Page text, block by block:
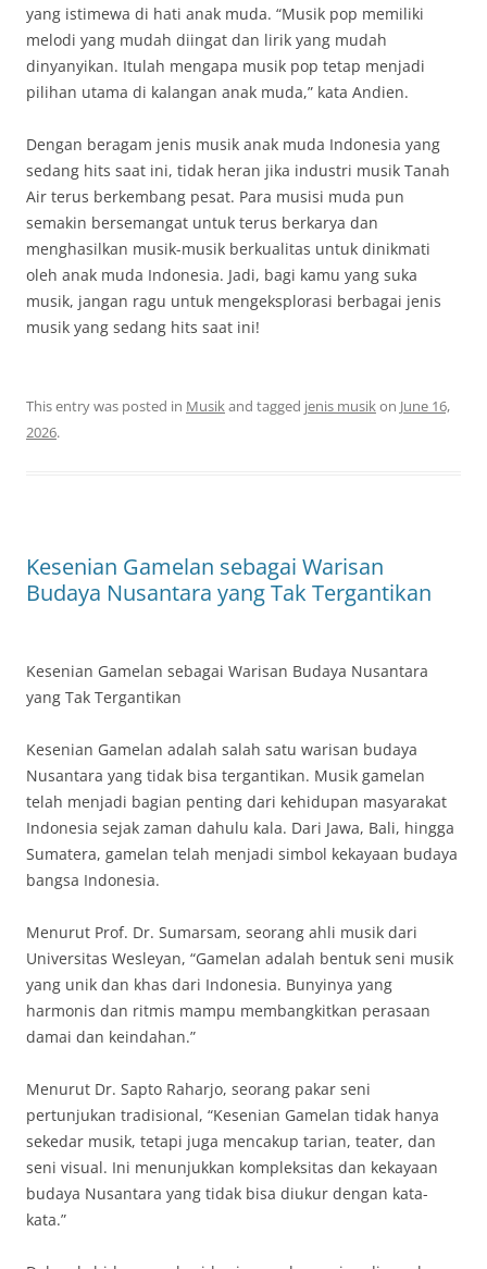
yang istimewa di hati anak muda. “Musik pop memiliki
melodi yang mudah diingat dan lirik yang mudah
dinyanyikan. Itulah mengapa musik pop tetap menjadi
pilihan utama di kalangan anak muda,” kata Andien.
Dengan beragam jenis musik anak muda Indonesia yang
sedang hits saat ini, tidak heran jika industri musik Tanah
Air terus berkembang pesat. Para musisi muda pun
semakin bersemangat untuk terus berkarya dan
menghasilkan musik-musik berkualitas untuk dinikmati
oleh anak muda Indonesia. Jadi, bagi kamu yang suka
musik, jangan ragu untuk mengeksplorasi berbagai jenis
musik yang sedang hits saat ini!
This entry was posted in Musikand tagged jenis musikon June 16,
2026.
Kesenian Gamelan sebagai Warisan
Budaya Nusantara yang Tak Tergantikan
Kesenian Gamelan sebagai Warisan Budaya Nusantara
yang Tak Tergantikan
Kesenian Gamelan adalah salah satu warisan budaya
Nusantara yang tidak bisa tergantikan. Musik gamelan
telah menjadi bagian penting dari kehidupan masyarakat
Indonesia sejak zaman dahulu kala. Dari Jawa, Bali, hingga
Sumatera, gamelan telah menjadi simbol kekayaan budaya
bangsa Indonesia.
Menurut Prof. Dr. Sumarsam, seorang ahli musik dari
Universitas Wesleyan, “Gamelan adalah bentuk seni musik
yang unik dan khas dari Indonesia. Bunyinya yang
harmonis dan ritmis mampu membangkitkan perasaan
damai dan keindahan.”
Menurut Dr. Sapto Raharjo, seorang pakar seni
pertunjukan tradisional, “Kesenian Gamelan tidak hanya
sekedar musik, tetapi juga mencakup tarian, teater, dan
seni visual. Ini menunjukkan kompleksitas dan kekayaan
budaya Nusantara yang tidak bisa diukur dengan kata-
kata.”